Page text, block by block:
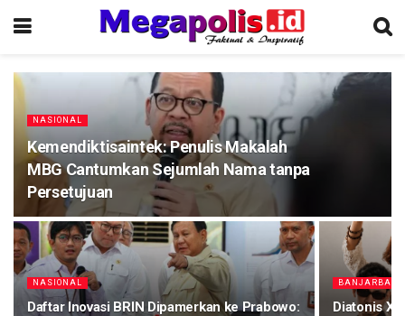
NASIONAL
Kemendiktisaintek: Penulis Makalah
MBG Cantumkan Sejumlah Nama tanpa
Persetujuan
NASIONAL
Daftar Inovasi BRIN Dipamerkan ke Prabowo:
BANJARBARU
Diatonis X